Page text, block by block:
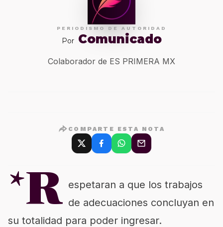
PERIODISMO DE AUTORIDAD
Por Comunicado
Colaborador de ES PRIMERA MX
COMPARTE ESTA NOTA
*R espetaran a que los trabajos
de adecuaciones concluyan en
su totalidad para poder ingresar.